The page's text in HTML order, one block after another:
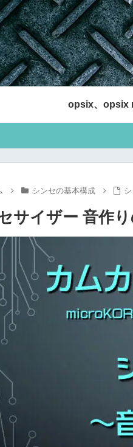
opsix、opsix
シンセの基本構成
サイザー 音作